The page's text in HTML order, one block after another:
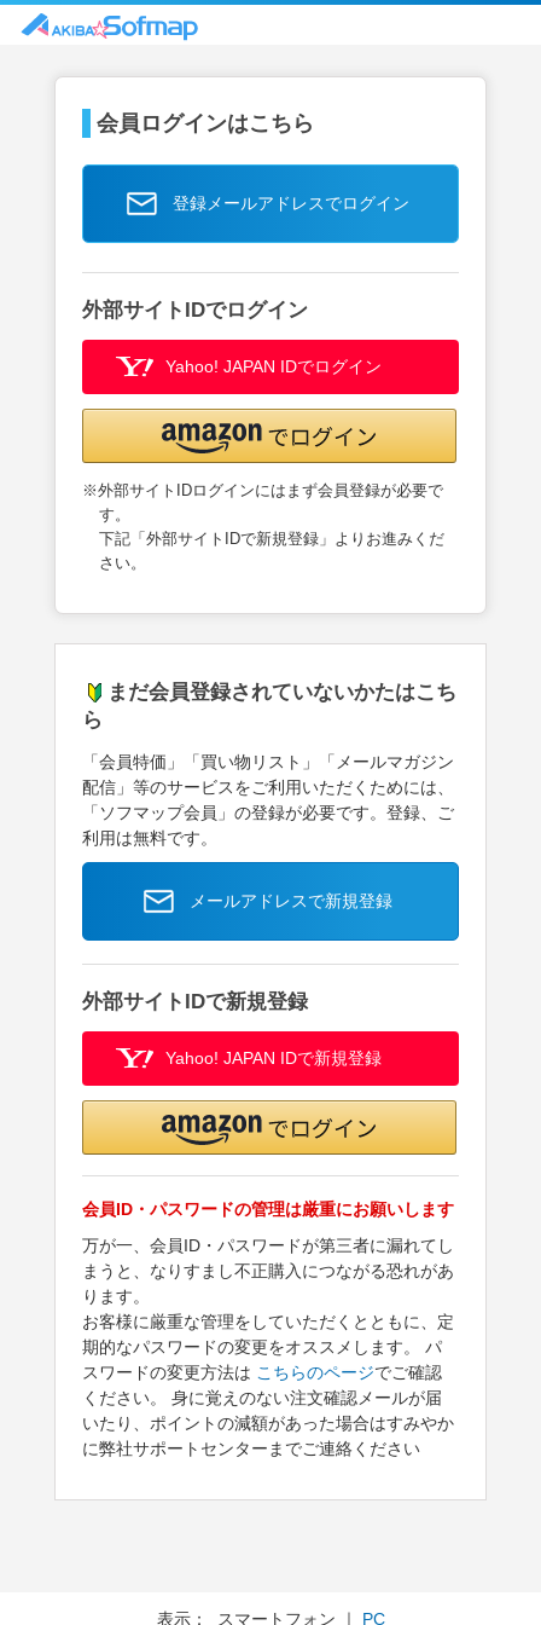
会員ログインはこちら
登録メールアドレスでログイン
外部サイトIDでログイン
Yahoo! JAPAN IDでログイン
※外部サイトIDログインにはまず会員登録が必要で
す。
下記「外部サイトIDで新規登録」よりお進みくだ
さい。
まだ会員登録されていないかたはこち
ら
「会員特価」「買い物リスト」「メールマガジン
配信」等のサービスをご利用いただくためには、
「ソフマップ会員」の登録が必要です。登録、ご
利用は無料です。
メールアドレスで新規登録
外部サイトIDで新規登録
Yahoo! JAPAN IDで新規登録
会員ID・パスワードの管理は厳重にお願いします
万が一、会員ID・パスワードが第三者に漏れてし
まうと、なりすまし不正購入につながる恐れがあ
ります。
お客様に厳重な管理をしていただくとともに、定
期的なパスワードの変更をオススメします。 パ
スワードの変更方法は こちらのページでご確認
ください。 身に覚えのない注文確認メールが届
いたり、ポイントの減額があった場合はすみやか
に弊社サポートセンターまでご連絡ください
表示： スマートフォン ｜ PC